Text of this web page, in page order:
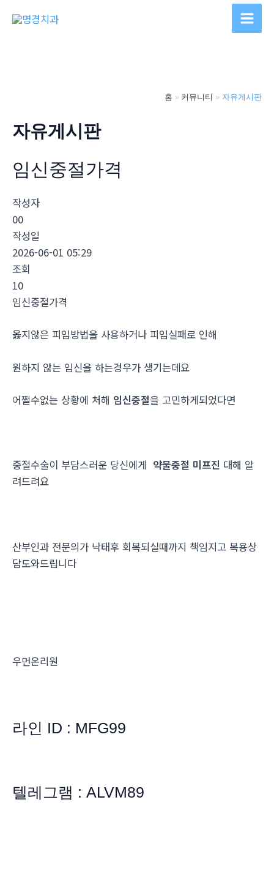
Main
홈 커뮤니티 자유게시판
자유게시판
임신중절가격
작성자
00
작성일
2026-06-01 05:29
조회
10
임신중절가격
옳지않은 피임방법을 사용하거나 피임실패로 인해
원하지 않는 임신을 하는경우가 생기는데요
어쩔수없는 상황에 처해 임신중절을 고민하게되었다면
중절수술이 부담스러운 당신에게 약물중절 미프진 대해 알
려드려요
산부인과 전문의가 낙태후 회복되실때까지 책임지고 복용상
담도와드립니다
우먼온리원
라인 ID : MFG99
텔레그램 : ALVM89